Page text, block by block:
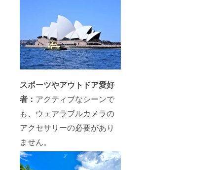
スポーツやアウトドア愛好
者： アクティブなシーンで
も、ウェアラブルカメラの
アクセサリーの必要があり
ません。